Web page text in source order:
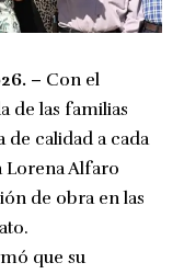
– Con el
de las familias
de calidad a cada
Alfaro
de obra en las
que su